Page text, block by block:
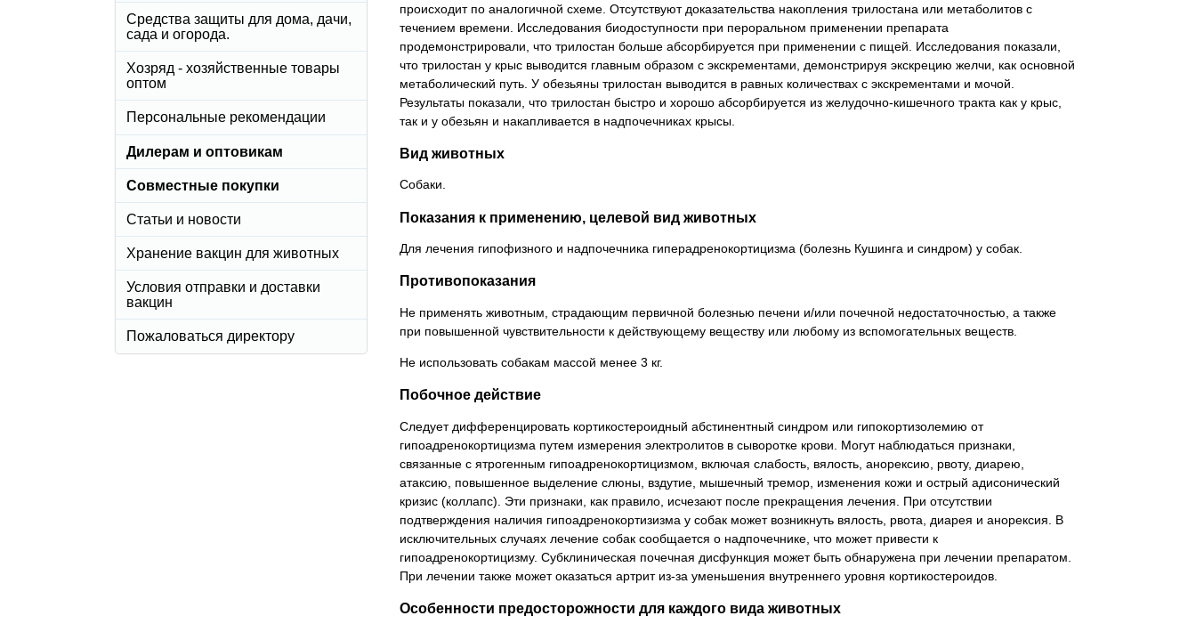
происходит по аналогичной схеме. Отсутствуют доказательства накопления трилостана или метаболитов с
течением времени. Исследования биодоступности при пероральном применении препарата
продемонстрировали, что трилостан больше абсорбируется при применении с пищей. Исследования показали,
что трилостан у крыс выводится главным образом с экскрементами, демонстрируя экскрецию желчи, как основной
метаболический путь. У обезьяны трилостан выводится в равных количествах с экскрементами и мочой.
Результаты показали, что трилостан быстро и хорошо абсорбируется из желудочно-кишечного тракта как у крыс,
так и у обезьян и накапливается в надпочечниках крысы.
Вид животных
Собаки.
Показания к применению, целевой вид животных
Для лечения гипофизного и надпочечника гиперадренокортицизма (болезнь Кушинга и синдром) у собак.
Противопоказания
Не применять животным, страдающим первичной болезнью печени и/или почечной недостаточностью, а также
при повышенной чувствительности к действующему веществу или любому из вспомогательных веществ.
Не использовать собакам массой менее 3 кг.
Побочное действие
Следует дифференцировать кортикостероидный абстинентный синдром или гипокортизолемию от
гипоадренокортицизма путем измерения электролитов в сыворотке крови. Могут наблюдаться признаки,
связанные с ятрогенным гипоадренокортицизмом, включая слабость, вялость, анорексию, рвоту, диарею,
атаксию, повышенное выделение слюны, вздутие, мышечный тремор, изменения кожи и острый адисонический
кризис (коллапс). Эти признаки, как правило, исчезают после прекращения лечения. При отсутствии
подтверждения наличия гипоадренокортизизма у собак может возникнуть вялость, рвота, диарея и анорексия. В
исключительных случаях лечение собак сообщается о надпочечнике, что может привести к
гипоадренокортицизму. Субклиническая почечная дисфункция может быть обнаружена при лечении препаратом.
При лечении также может оказаться артрит из-за уменьшения внутреннего уровня кортикостероидов.
Особенности предосторожности для каждого вида животных
Средства защиты для дома, дачи,
сада и огорода.
Хозряд - хозяйственные товары
оптом
Персональные рекомендации
Дилерам и оптовикам
Совместные покупки
Статьи и новости
Хранение вакцин для животных
Условия отправки и доставки
вакцин
Пожаловаться директору